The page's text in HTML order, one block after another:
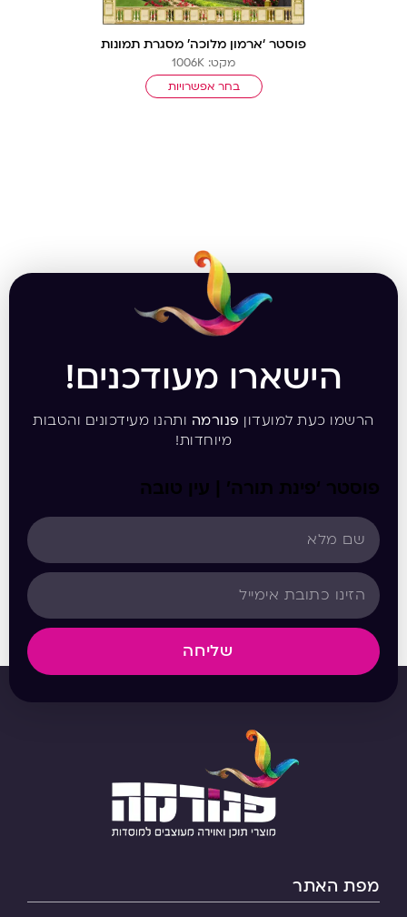
פוסטר ‘ארמון מלוכה’ מסגרת תמונות
מקט: 1006K
בחר אפשרויות
הישארו מעודכנים!
הרשמו כעת למועדון פנורמה ותהנו מעידכונים והטבות
מיוחדות!
פוסטר ‘פינת תורה’ | עין טובה
שליחה
מפת האתר